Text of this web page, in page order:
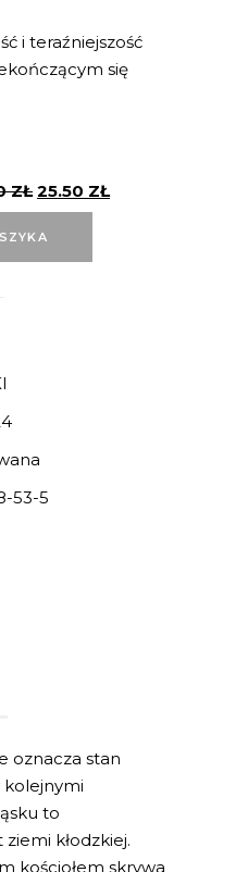
i teraźniejszość
się
ZŁ 25.50 ZŁ
53-5
oznacza stan
kolejnymi
to
kłodzkiej.
kościołem skrywa